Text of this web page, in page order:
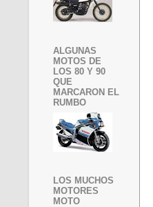
ALGUNAS
MOTOS DE
LOS 80 Y 90
QUE
MARCARON EL
RUMBO
LOS MUCHOS
MOTORES
MOTO